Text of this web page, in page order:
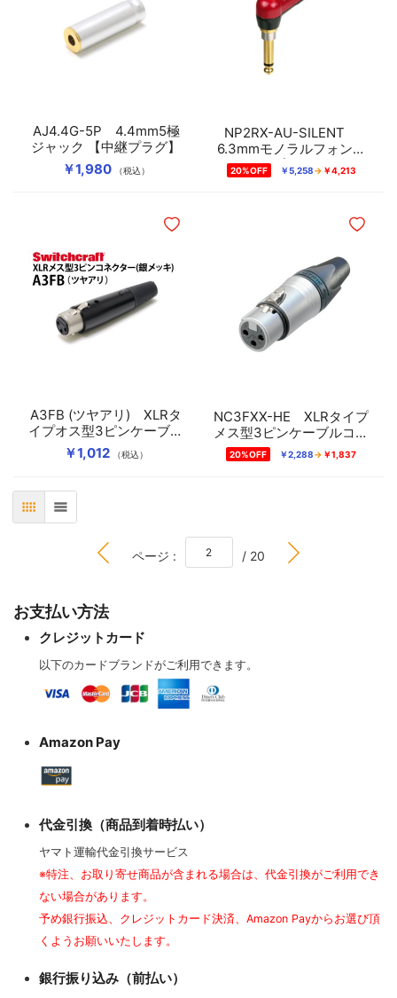
￥1,980 （税込）
AJ4.4G-5P 4.4mm5極
ジャック 【中継プラグ】
20%OFF ￥5,258 ￥4,213
NP2RX-AU-SILENT
6.3mmモノラルフォンサ
イレントプラグ（L型/金
メッキ）
￥1,012 （税込）
A3FB (ツヤアリ) XLRタ
イプオス型3ピンケーブル
コネクター（銀メッキ）
ほしいものリストに追加
20%OFF ￥2,288 ￥1,837
NC3FXX-HE XLRタイプ
メス型3ピンケーブルコネ
クター(金メッキ)
ほしい
表 リスト
ページ : BOTTOM / 20
お支払い方法
クレジットカード
以下のカードブランドがご利用できます。
Amazon Pay
代金引換（商品到着時払い）
ヤマト運輸代金引換サービス
※特注、お取り寄せ商品が含まれる場合は、代金引換がご利用でき
ない場合があります。
予め銀行振込、クレジットカード決済、Amazon Payからお選び頂
くようお願いいたします。
銀行振り込み（前払い）